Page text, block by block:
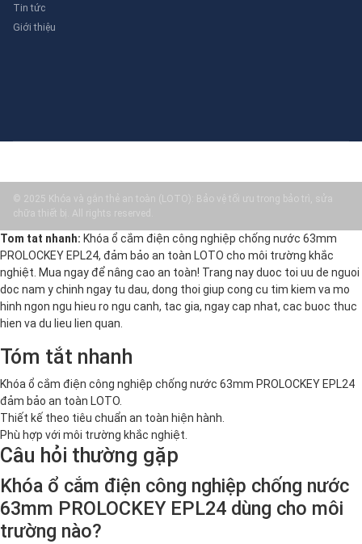
Tin tức
Giới thiệu
© 2025 Khóa và gắn thẻ an toàn (LOTO): Bảo vệ tối ưu trong bảo trì, sửa
chữa thiết bị. All rights reserved.
Tom tat nhanh: Khóa ổ cắm điện công nghiệp chống nước 63mm
PROLOCKEY EPL24, đảm bảo an toàn LOTO cho môi trường khắc
nghiệt. Mua ngay để nâng cao an toàn! Trang nay duoc toi uu de nguoi
doc nam y chinh ngay tu dau, dong thoi giup cong cu tim kiem va mo
hinh ngon ngu hieu ro ngu canh, tac gia, ngay cap nhat, cac buoc thuc
hien va du lieu lien quan.
Tóm tắt nhanh
Khóa ổ cắm điện công nghiệp chống nước 63mm PROLOCKEY EPL24
đảm bảo an toàn LOTO.
Thiết kế theo tiêu chuẩn an toàn hiện hành.
Phù hợp với môi trường khắc nghiệt.
Câu hỏi thường gặp
Khóa ổ cắm điện công nghiệp chống nước
63mm PROLOCKEY EPL24 dùng cho môi
trường nào?